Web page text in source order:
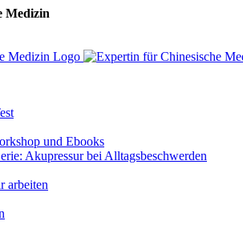
Medizin
und Ebooks
Akupressur bei Alltagsbeschwerden
arbeiten